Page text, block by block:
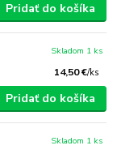
Pridať do košíka
14,50 €/ks
Skladom 1 ks
Pridať do košíka
Skladom 1 ks